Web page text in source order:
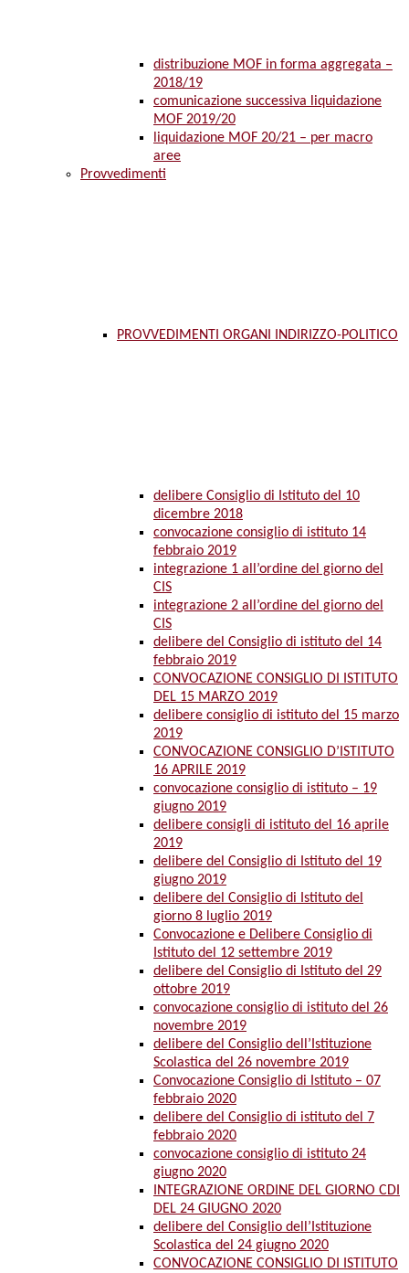
distribuzione MOF in forma aggregata –
2018/19
comunicazione successiva liquidazione
MOF 2019/20
liquidazione MOF 20/21 – per macro
aree
Provvedimenti
PROVVEDIMENTI ORGANI INDIRIZZO-POLITICO
delibere Consiglio di Istituto del 10
dicembre 2018
convocazione consiglio di istituto 14
febbraio 2019
integrazione 1 all’ordine del giorno del
CIS
integrazione 2 all’ordine del giorno del
CIS
delibere del Consiglio di istituto del 14
febbraio 2019
CONVOCAZIONE CONSIGLIO DI ISTITUTO
DEL 15 MARZO 2019
delibere consiglio di istituto del 15 marzo
2019
CONVOCAZIONE CONSIGLIO D’ISTITUTO
16 APRILE 2019
convocazione consiglio di istituto – 19
giugno 2019
delibere consigli di istituto del 16 aprile
2019
delibere del Consiglio di Istituto del 19
giugno 2019
delibere del Consiglio di Istituto del
giorno 8 luglio 2019
Convocazione e Delibere Consiglio di
Istituto del 12 settembre 2019
delibere del Consiglio di Istituto del 29
ottobre 2019
convocazione consiglio di istituto del 26
novembre 2019
delibere del Consiglio dell’Istituzione
Scolastica del 26 novembre 2019
Convocazione Consiglio di Istituto – 07
febbraio 2020
delibere del Consiglio di istituto del 7
febbraio 2020
convocazione consiglio di istituto 24
giugno 2020
INTEGRAZIONE ORDINE DEL GIORNO CDI
DEL 24 GIUGNO 2020
delibere del Consiglio dell’Istituzione
Scolastica del 24 giugno 2020
CONVOCAZIONE CONSIGLIO DI ISTITUTO